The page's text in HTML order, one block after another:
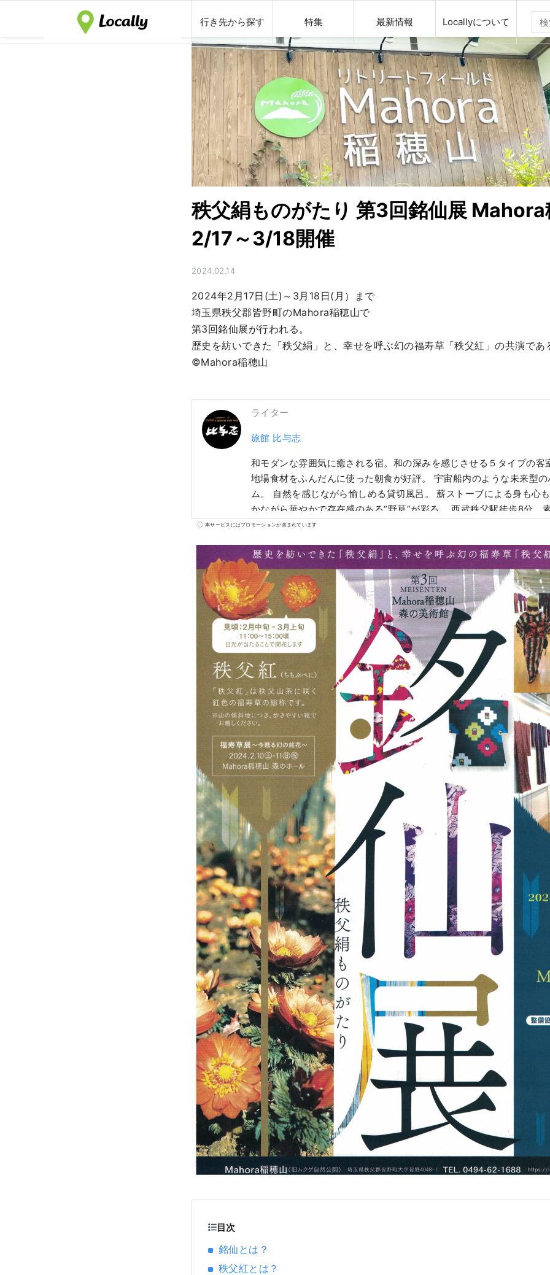
行き先から探す 特集 最新情報 Locallyについて
秩父絹ものがたり 第3回銘仙展 Mahora
2/17～3/18開催
2024.02.14
2024年2月17日(土)～3月18日(月）まで
埼玉県秩父郡皆野町のMahora稲穂山で
第3回銘仙展が行われる。
歴史を紡いできた「秩父絹」と、幸せを呼ぶ幻の福寿草「秩父紅」の共演であ
©Mahora稲穂山
ライター
旅館 比与志
和モダンな雰囲気に癒される宿。和の深みを感じさせる５タイプの客
地場食材をふんだんに使った朝食が好評。 宇宙船内のような未来型
ム。 自然を感じながら愉しめる貸切風呂。 薪ストーブによる身も心も
かながら華やかで存在感のある“野草”が彩る。 西武秩父駅徒歩8分。
きの宿。 OMOTENASHIセレクション2022受賞
本サービスにはプロモーションが含まれています
目次
銘仙とは？
秩父紅とは？